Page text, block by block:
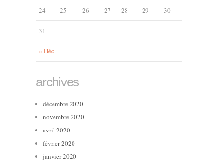
« Déc
24 25 26 27 28 29 30
31
archives
décembre 2020
novembre 2020
avril 2020
février 2020
janvier 2020